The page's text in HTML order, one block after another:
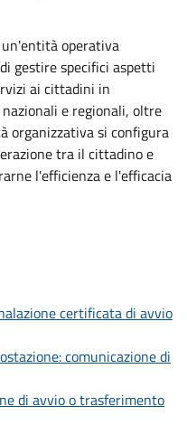
operativa
gestire specifici aspetti
ai cittadini in
e regionali, oltre
organizzativa si configura
tra il cittadino e
l'efficienza e l'efficacia
certificata di avvio
comunicazione di
di avvio o trasferimento